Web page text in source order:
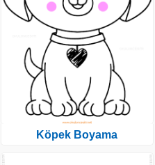
Köpek Boyama